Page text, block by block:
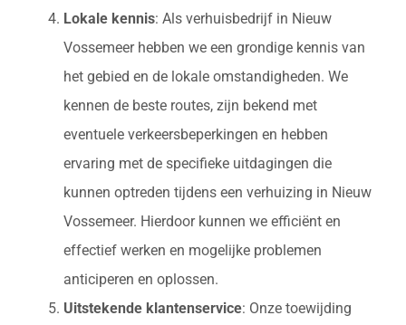
Lokale kennis: Als verhuisbedrijf in Nieuw
Vossemeer hebben we een grondige kennis van
het gebied en de lokale omstandigheden. We
kennen de beste routes, zijn bekend met
eventuele verkeersbeperkingen en hebben
ervaring met de specifieke uitdagingen die
kunnen optreden tijdens een verhuizing in Nieuw
Vossemeer. Hierdoor kunnen we efficiënt en
effectief werken en mogelijke problemen
anticiperen en oplossen.
Uitstekende klantenservice: Onze toewijding